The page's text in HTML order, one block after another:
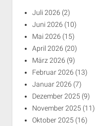
Juli 2026 (2)
Juni 2026 (10)
Mai 2026 (15)
April 2026 (20)
März 2026 (9)
Februar 2026 (13)
Januar 2026 (7)
Dezember 2025 (9)
November 2025 (11)
Oktober 2025 (16)